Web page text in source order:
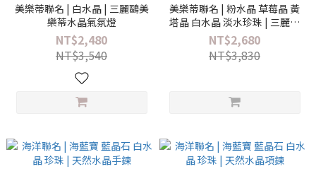
美樂蒂聯名 | 白水晶 | 三麗鷗美
樂蒂水晶氣氛燈
NT$2,480
NT$3,540
美樂蒂聯名 | 粉水晶 草莓晶 黃
塔晶 白水晶 淡水珍珠 | 三麗鷗
美樂蒂水晶手鍊
NT$2,680
NT$3,830